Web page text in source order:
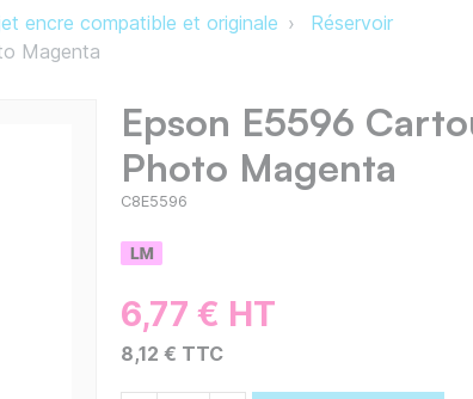
encre compatible et originale
Réservoir
Magenta
Epson E5596
Photo Magenta
C8E5596
6,77 € HT
8,12 € TTC